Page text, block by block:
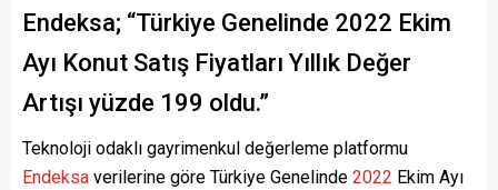
Endeksa; “Türkiye Genelinde 2022 Ekim
Ayı Konut Satış Fiyatları Yıllık Değer
Artışı yüzde 199 oldu.”
Teknoloji odaklı gayrimenkul değerleme platformu
Endeksa verilerine göre Türkiye Genelinde 2022 Ekim Ayı